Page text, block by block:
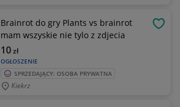
Brainrot do gry Plants vs brainrot
mam wszyskie nie tylo z zdjecia
OGŁOSZENIE
10zł
SPRZEDAJĄCY: OSOBA PRYWATNA
Kiekrz